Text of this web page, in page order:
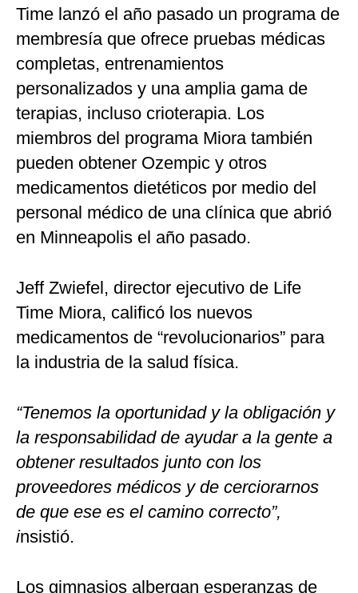
Time lanzó el año pasado un programa de
membresía que ofrece pruebas médicas
completas, entrenamientos
personalizados y una amplia gama de
terapias, incluso crioterapia. Los
miembros del programa Miora también
pueden obtener Ozempic y otros
medicamentos dietéticos por medio del
personal médico de una clínica que abrió
en Minneapolis el año pasado.
Jeff Zwiefel, director ejecutivo de Life
Time Miora, calificó los nuevos
medicamentos de “revolucionarios” para
la industria de la salud física.
“Tenemos la oportunidad y la obligación y
la responsabilidad de ayudar a la gente a
obtener resultados junto con los
proveedores médicos y de cerciorarnos
de que ese es el camino correcto”,
insistió.
Los gimnasios albergan esperanzas de